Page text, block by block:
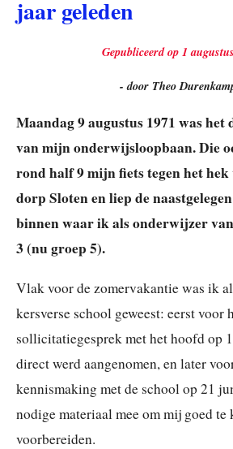
jaar geleden
Gepubliceerd op 1
- door Theo
Maandag 9 augustus 1971 was het
van mijn onderwijsloopbaan. Die
rond half 9 mijn fiets tegen het
dorp Sloten en liep de
binnen waar ik als onderwijzer
3 (nu groep 5).
Vlak voor de zomervakantie was ik
kersverse school geweest: eerst voor
sollicitatiegesprek met het hoofd op
direct werd aangenomen, en later
kennismaking met de school op 21
nodige materiaal mee om mij goed te
voorbereiden.